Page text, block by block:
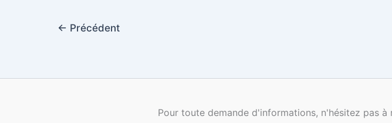
← Précédent
Pour toute demande d'informations, n'hésitez pas